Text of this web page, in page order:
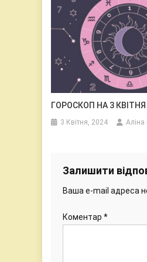
ГОРОСКОП НА 3
3 Квітня, 2024
Залишити
Ваша e-mail адреса
Коментар *